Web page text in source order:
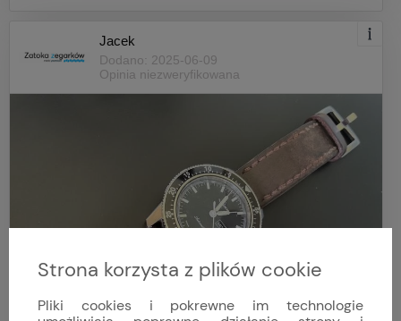
Jacek
Dodano: 2025-06-09
Opinia niezweryfikowana
Strona korzysta z plików cookie
Pliki cookies i pokrewne im technologie